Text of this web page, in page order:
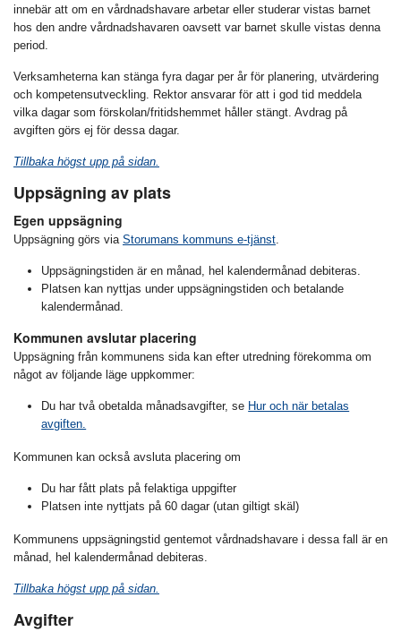
innebär att om en vårdnadshavare arbetar eller studerar vistas barnet
hos den andre vårdnadshavaren oavsett var barnet skulle vistas denna
period.
Verksamheterna kan stänga fyra dagar per år för planering, utvärdering
och kompetensutveckling. Rektor ansvarar för att i god tid meddela
vilka dagar som förskolan/fritidshemmet håller stängt. Avdrag på
avgiften görs ej för dessa dagar.
Tillbaka högst upp på sidan.
Uppsägning av plats
Egen uppsägning
Uppsägning görs via Storumans kommuns e-tjänst.
Uppsägningstiden är en månad, hel kalendermånad debiteras.
Platsen kan nyttjas under uppsägningstiden och betalande
kalendermånad.
Kommunen avslutar placering
Uppsägning från kommunens sida kan efter utredning förekomma om
något av följande läge uppkommer:
Du har två obetalda månadsavgifter, se Hur och när betalas
avgiften.
Kommunen kan också avsluta placering om
Du har fått plats på felaktiga uppgifter
Platsen inte nyttjats på 60 dagar (utan giltigt skäl)
Kommunens uppsägningstid gentemot vårdnadshavare i dessa fall är en
månad, hel kalendermånad debiteras.
Tillbaka högst upp på sidan.
Avgifter